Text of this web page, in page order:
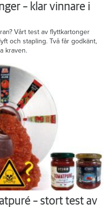
– klar vinnare i
Vårt test av flyttkartonger
och stapling. Två får godkänt,
kraven.
– stort test av